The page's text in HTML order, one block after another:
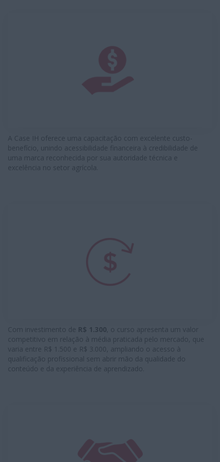
A Case IH oferece uma capacitação com excelente custo-
benefício, unindo acessibilidade financeira à credibilidade de
uma marca reconhecida por sua autoridade técnica e
excelência no setor agrícola.
Com investimento de R$ 1.300, o curso apresenta um valor
competitivo em relação à média praticada pelo mercado, que
varia entre R$ 1.500 e R$ 3.000, ampliando o acesso à
qualificação profissional sem abrir mão da qualidade do
conteúdo e da experiência de aprendizado.